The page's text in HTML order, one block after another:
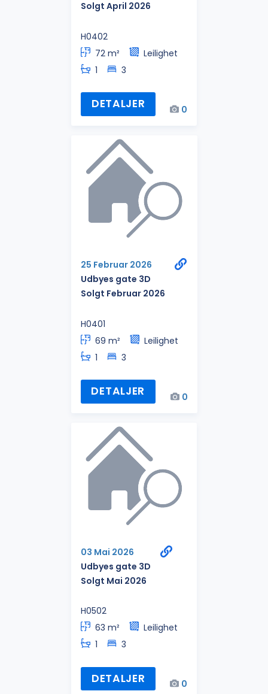
Solgt April 2026
H0402
72 m²
Leilighet
1
3
DETALJER 0
25 Februar 2026
Udbyes gate 3D
Solgt Februar 2026
H0401
69 m²
Leilighet
1
3
DETALJER 0
03 Mai 2026
Udbyes gate 3D
Solgt Mai 2026
H0502
63 m²
Leilighet
1
3
DETALJER 0